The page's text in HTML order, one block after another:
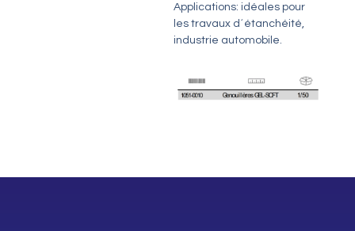
Applications: idéales pour
les travaux d´étanchéité,
industrie automobile.